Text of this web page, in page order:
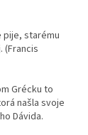
pije, starému
(Francis
Grécku to
našla svoje
Dávida.